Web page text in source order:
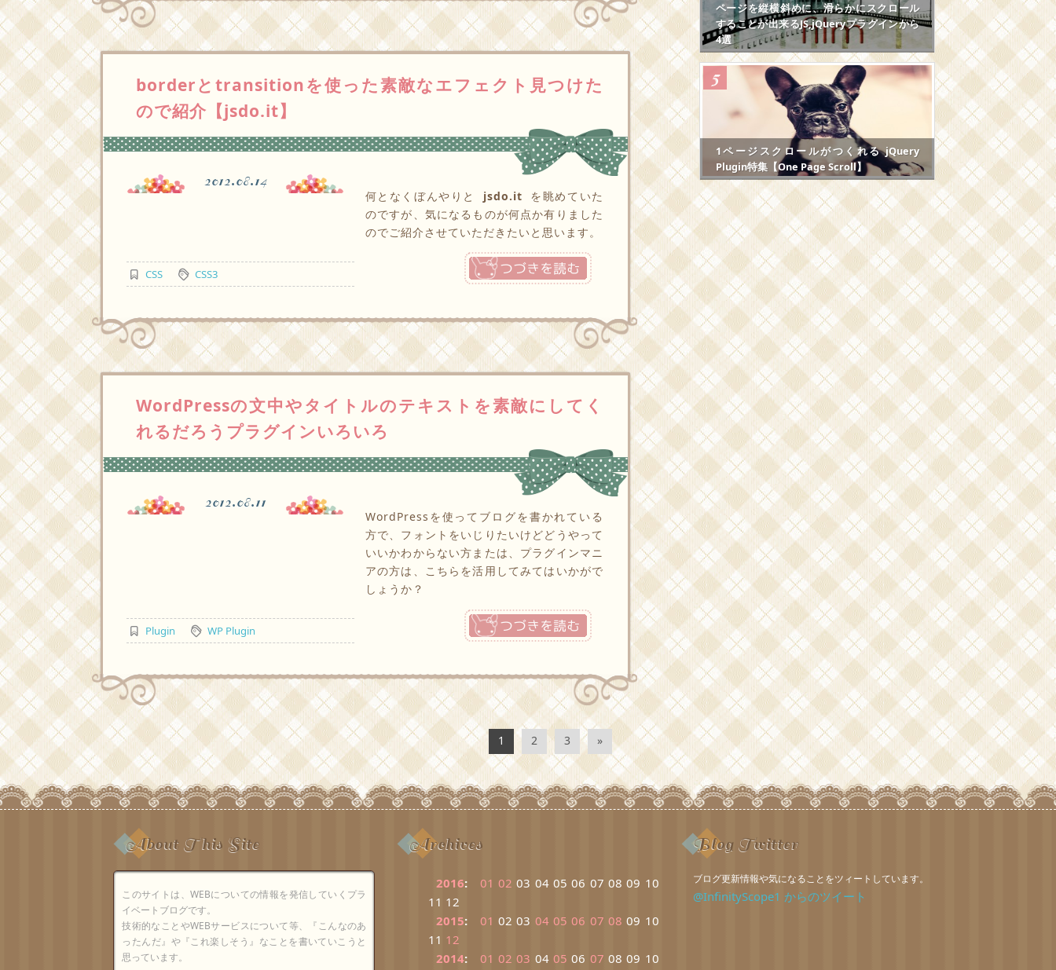
borderとtransitionを使った素敵なエフェクト見つけた
ので紹介【jsdo.it】
2012.08.14
何となくぼんやりと jsdo.it
を眺めていた
のですが、気になるものが何点か有りました
のでご紹介させていただきたいと思います。
CSS CSS3
つづきを読む
WordPressの文中やタイトルのテキストを素敵にしてく
れるだろうプラグインいろいろ
2012.08.11
WordPressを使ってブログを書かれている
方で、フォントをいじりたいけどどうやって
いいかわからない方または、プラグインマニ
アの方は、こちらを活用してみてはいかがで
しょうか？
Plugin WP Plugin
つづきを読む
1 2 3 »
ページを縦横斜めに、滑らかにスクロール
することが出来るJS,jQueryプラグインから
4選
1ページスクロールがつくれる jQuery
Plugin特集【One Page Scroll】
About This Site
このサイトは、WEBについての情報を発信していくプラ
イベートブログです。
技術的なことやWEBサービスについて等、『こんなのあ
ったんだ』や『これ楽しそう』なことを書いていこうと
思っています。
Archives
2016: 01 02 03 04 05 06 07 08 09 10
11 12
2015: 01 02 03 04 05 06 07 08 09 10
11 12
2014: 01 02 03 04 05 06 07 08 09 10
Blog Twitter
ブログ更新情報や気になることをツィートしています。
@InfinityScope1 からのツイート